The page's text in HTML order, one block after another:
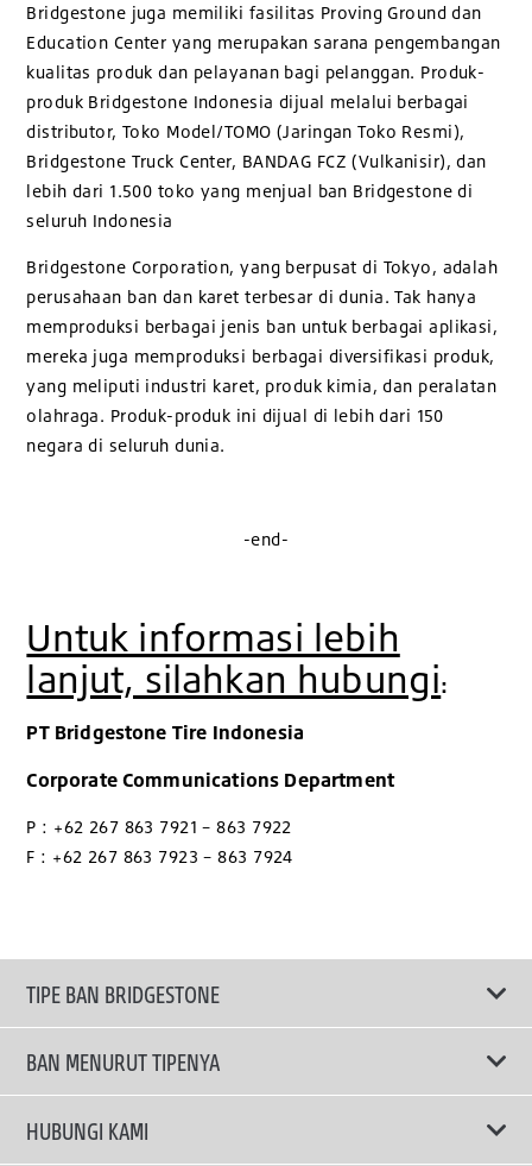
Bridgestone juga memiliki fasilitas Proving Ground dan
Education Center yang merupakan sarana pengembangan
kualitas produk dan pelayanan bagi pelanggan. Produk-
produk Bridgestone Indonesia dijual melalui berbagai
distributor, Toko Model/TOMO (Jaringan Toko Resmi),
Bridgestone Truck Center, BANDAG FCZ (Vulkanisir), dan
lebih dari 1.500 toko yang menjual ban Bridgestone di
seluruh Indonesia
Bridgestone Corporation, yang berpusat di Tokyo, adalah
perusahaan ban dan karet terbesar di dunia. Tak hanya
memproduksi berbagai jenis ban untuk berbagai aplikasi,
mereka juga memproduksi berbagai diversifikasi produk,
yang meliputi industri karet, produk kimia, dan peralatan
olahraga. Produk-produk ini dijual di lebih dari 150
negara di seluruh dunia.
-end-
Untuk informasi lebih
lanjut, silahkan hubungi:
PT Bridgestone Tire Indonesia
Corporate Communications Department
P : +62 267 863 7921 – 863 7922
F : +62 267 863 7923 – 863 7924
TIPE BAN BRIDGESTONE
BAN MENURUT TIPENYA
Ban ENLITEN
HUBUNGI KAMI